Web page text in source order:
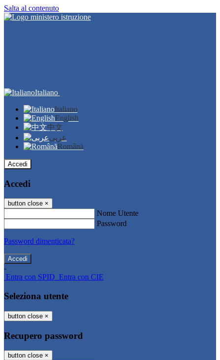
Salta al contenuto
Italiano
Italiano
English
中文
عربى
Română
Accedi
Accedi
button close ×
Nome Utente
Password
Password dimenticata?
-
Entra con SPID Entra con CIE
Seleziona utente
button close ×
Recupero password
button close ×